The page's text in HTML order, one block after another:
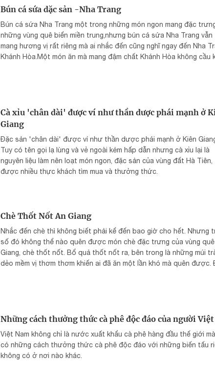
Bún cá sứa dặc sản -Nha Trang
Bún cá sứa Nha Trang một trong những món ngon mang đặc
những vùng quê biển miền trung,nhưng bún cá sứa Nha Trang vẫn
mang hương vị rất riêng mà ai nhắc đến cũng nghĩ ngay đến Nha
Khánh Hòa.Một món ăn mà mang đậm chất Khánh Hòa không cầu
Cà xỉu 'chân dài' được ví như thần dược phái mạnh ở
Giang
Đặc sản 'chân dài' được ví như thần dược phái mạnh ở Kiên
Tuy có tên gọi lạ lùng và vẻ ngoài kém hấp dẫn nhưng cà xỉu lại là
nguyên liệu làm nên loạt món ngon, đặc sản của vùng đất Hà Tiên,
được nhiều thực khách tìm mua và thưởng thức.
Chè Thốt Nốt An Giang
Nhắc đến chè thì không biết phải kể đến bao giờ cho hết. Nhưng
số đó không thể nào quên được món chè đặc trưng của vùng quê
Giang, chè thốt nốt. Bổ quả thốt nốt ra, bên trong là những múi
dẻo mềm vị thơm thơm khiến ai đã ăn một lần khó mà quên được.
Những cách thưởng thức cà phê độc đáo của người Việt
Việt Nam không chỉ là nước xuất khẩu cà phê hàng đầu thế giới
có những cách thưởng thức cà phê độc đáo với những biến tấu
không có ở nơi nào khác.